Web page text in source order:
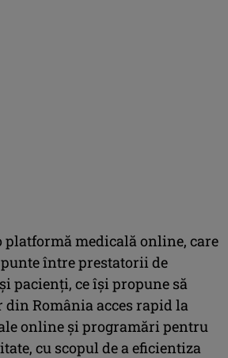
platformă medicală online, care
între prestatorii de
pacienți, ce își propune să
România acces rapid la
online și programări pentru
cu scopul de a eficientiza